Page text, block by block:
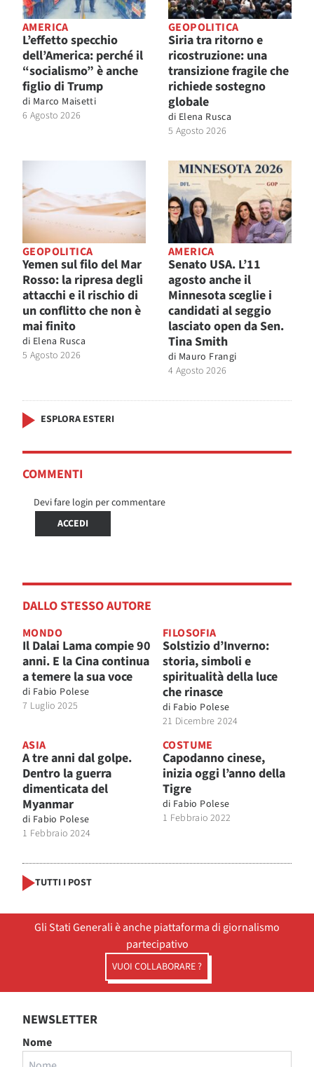
AMERICA
L’effetto specchio
dell’America: perché il
“socialismo” è anche
figlio di Trump
di Marco Maisetti
6 Agosto 2026
GEOPOLITICA
Siria tra ritorno e
ricostruzione: una
transizione fragile che
richiede sostegno
globale
di Elena Rusca
5 Agosto 2026
GEOPOLITICA
Yemen sul filo del Mar
Rosso: la ripresa degli
attacchi e il rischio di
un conflitto che non è
mai finito
di Elena Rusca
5 Agosto 2026
AMERICA
Senato USA. L’11
agosto anche il
Minnesota sceglie i
candidati al seggio
lasciato open da Sen.
Tina Smith
di Mauro Frangi
4 Agosto 2026
ESPLORA ESTERI
COMMENTI
Devi fare login per commentare
ACCEDI
DALLO STESSO AUTORE
MONDO
Il Dalai Lama compie 90
anni. E la Cina continua
a temere la sua voce
di Fabio Polese
7 Luglio 2025
FILOSOFIA
Solstizio d’Inverno:
storia, simboli e
spiritualità della luce
che rinasce
di Fabio Polese
21 Dicembre 2024
ASIA
A tre anni dal golpe.
Dentro la guerra
dimenticata del
Myanmar
di Fabio Polese
1 Febbraio 2024
COSTUME
Capodanno cinese,
inizia oggi l’anno della
Tigre
di Fabio Polese
1 Febbraio 2022
TUTTI I POST
Gli Stati Generali è anche piattaforma di giornalismo
partecipativo
VUOI COLLABORARE ?
NEWSLETTER
Nome